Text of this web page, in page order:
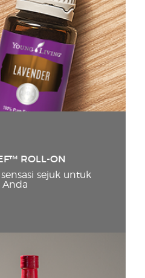
ROLL-ON
sejuk untuk
Anda